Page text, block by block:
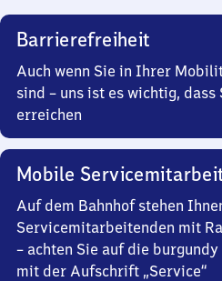
Barrierefreiheit
Auch wenn Sie in Ihrer
sind – uns ist es wichtig,
erreichen
Mobile
Auf dem Bahnhof stehen
Servicemitarbeitenden mit
– achten Sie auf die
mit der Aufschrift „Service“